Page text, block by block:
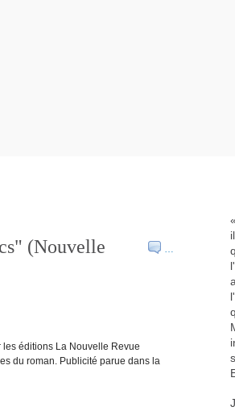
…
(Nouvelle
éditions La Nouvelle Revue
du roman. Publicité parue dans la